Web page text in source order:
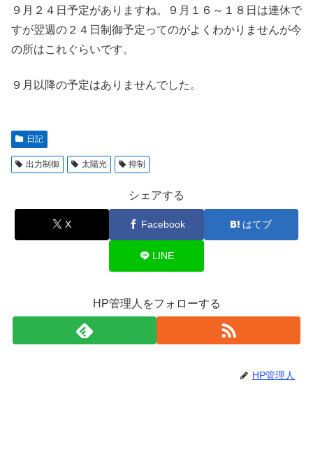
９月２４日予定がありますね。９月１６～１８日は連休で
すが翌週の２４日制御予定ってのがよくわかりませんが今
の所はこれぐらいです。
９月以降の予定はありませんでした。
日記
出力制御 太陽光 抑制
シェアする
X Facebook はてブ
LINE
HP管理人をフォローする
HP管理人